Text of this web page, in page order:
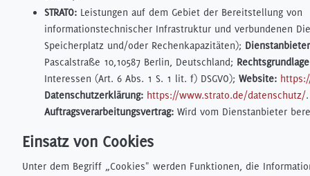
STRATO: Leistungen auf dem Gebiet der Bereitstellung von
informationstechnischer Infrastruktur und verbundenen
Speicherplatz und/oder Rechenkapazitäten);
Pascalstraße 10,10587 Berlin, Deutschland;
Interessen (Art. 6 Abs. 1 S. 1 lit. f) DSGVO); Website:
Datenschutzerklärung: https://www.strato.de/datenschutz/.
Auftragsverarbeitungsvertrag: Wird vom Dienstanbieter
Einsatz von Cookies
Unter dem Begriff „Cookies" werden Funktionen, die